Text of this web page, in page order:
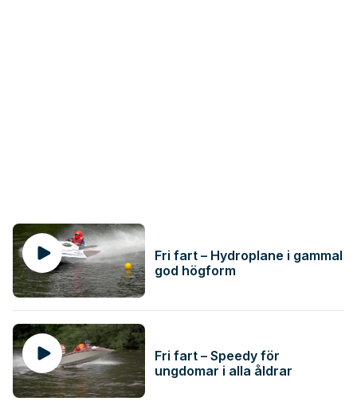
Fri fart – Hydroplane i gammal
god högform
Fri fart – Speedy för
ungdomar i alla åldrar